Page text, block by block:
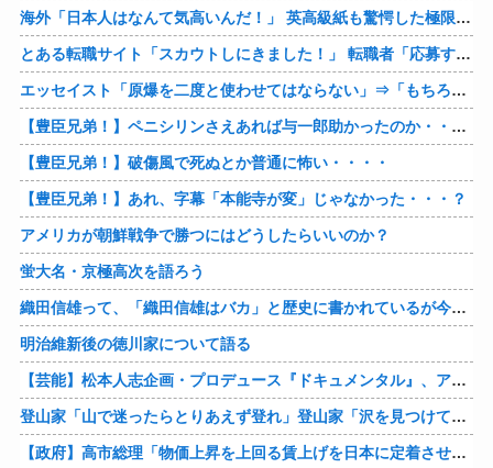
海外「日本人はなんて気高いんだ！」 英高級紙も驚愕した極限の中の日本人の姿に世界が衝撃
とある転職サイト「スカウトしにきました！」 転職者「応募するわ！」 → 結果ｗｗｗｗｗ
エッセイスト「原爆を二度と使わせてはならない」⇒「もちろん中国の核も非難する？」⇒「中国の核は綺麗な核！」
【豊臣兄弟！】ペニシリンさえあれば与一郎助かったのか・・・？
【豊臣兄弟！】破傷風で死ぬとか普通に怖い・・・・
【豊臣兄弟！】あれ、字幕「本能寺が変」じゃなかった・・・？
アメリカが朝鮮戦争で勝つにはどうしたらいいのか？
蛍大名・京極高次を語ろう
織田信雄って、「織田信雄はバカ」と歴史に書かれているが今まで家が残っているんでバカではないよな？
明治維新後の徳川家について語る
【芸能】松本人志企画・プロデュース『ドキュメンタル』、アメリカで初の制作が決定
登山家「山で迷ったらとりあえず登れ」登山家「沢を見つけて下山しろ」←これ結局どっちが正解なの？
【政府】高市総理「物価上昇を上回る賃上げを日本に定着させる」 国家公務員月給3.51％増へ 人事院の勧告を受け